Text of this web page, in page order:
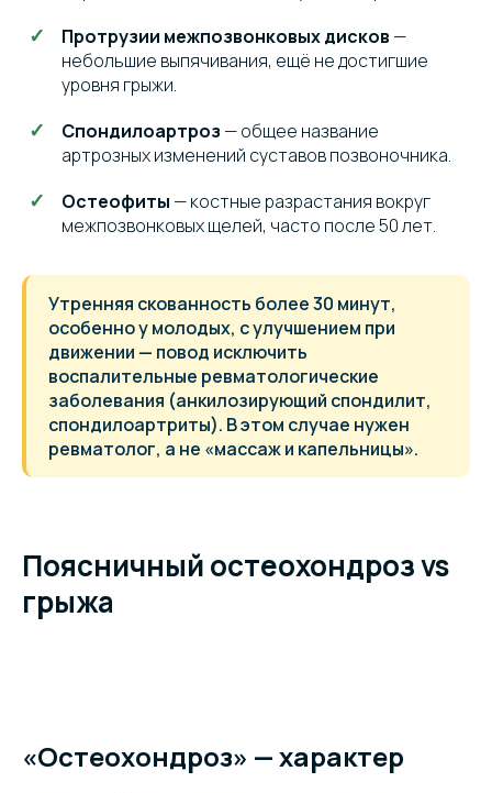
Протрузии межпозвонковых дисков —
небольшие выпячивания, ещё не достигшие
уровня грыжи.
Спондилоартроз — общее название
артрозных изменений суставов позвоночника.
Остеофиты — костные разрастания вокруг
межпозвонковых щелей, часто после 50 лет.
Утренняя скованность более 30 минут,
особенно у молодых, с улучшением при
движении — повод исключить
воспалительные ревматологические
заболевания (анкилозирующий спондилит,
спондилоартриты). В этом случае нужен
ревматолог, а не «массаж и капельницы».
Поясничный остеохондроз vs
грыжа
«Остеохондроз» — характер